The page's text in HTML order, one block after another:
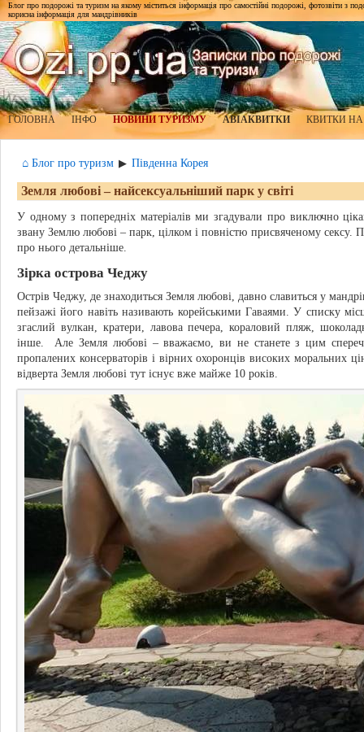
Блог про подорожі та туризм на якому міститься інформація про самостійні подорожі, фотозвіти з
корисна інформація для мандрівників
ГОЛОВНА ІНФО НОВИНИ ТУРИЗМУ АВІАКВИТКИ КВИТКИ
⌂ Блог про туризм ▶ Південна Корея
Земля любові – найсексуальніший парк у світі
У одному з попередніх матеріалів ми згадували про виключно
звану Землю любові – парк, цілком і повністю присвяченому сексу.
про нього детальніше.
Зірка острова Чеджу
Острів Чеджу, де знаходиться Земля любові, давно славиться у
пейзажі його навіть називають корейськими Гаваями. У списку
згаслий вулкан, кратери, лавова печера, кораловий пляж,
інше. Але Земля любові – вважаємо, ви не станете з цим
пропалених консерваторів і вірних охоронців високих моральних
відверта Земля любові тут існує вже майже 10 років.